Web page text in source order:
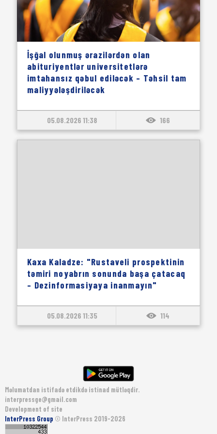
İşğal olunmuş ərazilərdən olan
abituriyentlər universitetlərə
imtahansız qəbul ediləcək – Təhsil tam
maliyyələşdiriləcək
05.08.2026 11:38 166
Kaxa Kaladze: "Rustaveli prospektinin
təmiri noyabrın sonunda başa çatacaq
– Dezinformasiyaya inanmayın"
05.08.2026 11:35 114
Məlumatdan istifadə etdikdə istinad mütləqdir.
interpressge@gmail.com
Development of site
InterPress Group © InterPress 2019-2026